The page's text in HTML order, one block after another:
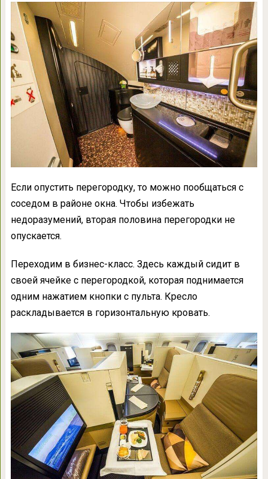
Если опустить перегородку, то можно пообщаться с
соседом в районе окна. Чтобы избежать
недоразумений, вторая половина перегородки не
опускается.
Переходим в бизнес-класс. Здесь каждый сидит в
своей ячейке с перегородкой, которая поднимается
одним нажатием кнопки с пульта. Кресло
раскладывается в горизонтальную кровать.